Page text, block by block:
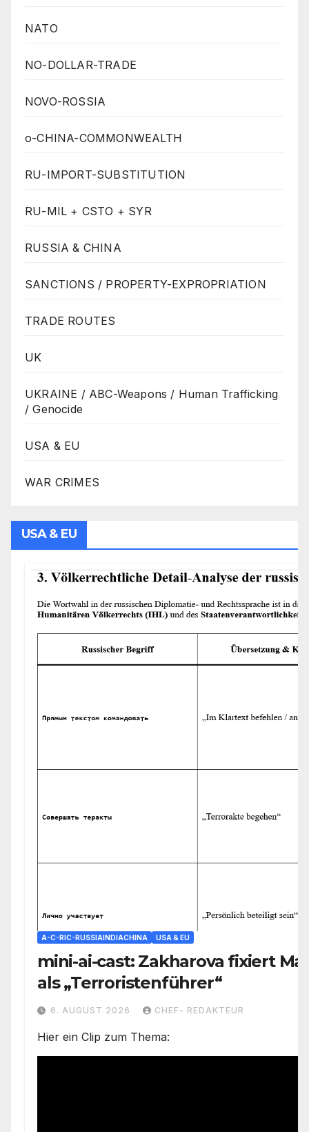
NATO
NO-DOLLAR-TRADE
NOVO-ROSSIA
o-CHINA-COMMONWEALTH
RU-IMPORT-SUBSTITUTION
RU-MIL + CSTO + SYR
RUSSIA & CHINA
SANCTIONS / PROPERTY-EXPROPRIATION
TRADE ROUTES
UK
UKRAINE / ABC-Weapons / Human Trafficking
/ Genocide
USA & EU
WAR CRIMES
USA & EU
A-C-RIC-RUSSIAINDIACHINA USA & EU
mini-ai-cast: Zakharova fixiert
als „Terroristenführer“
6. AUGUST 2026 CHEF- REDAKTEUR
Hier ein Clip zum Thema: